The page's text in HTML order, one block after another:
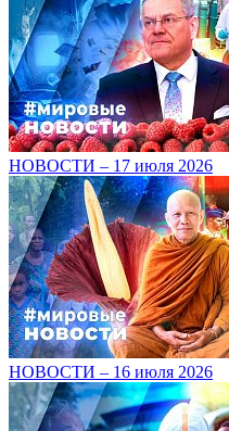
НОВОСТИ – 17 июля 2026
НОВОСТИ – 16 июля 2026